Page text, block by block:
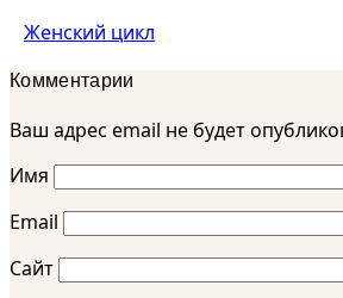
Женский цикл
Комментарии
Ваш адрес email не будет
Имя
Email
Сайт